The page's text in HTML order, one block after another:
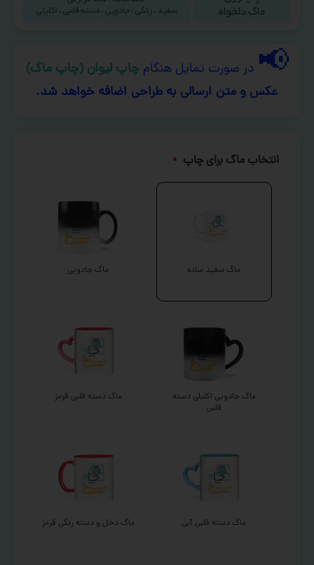
📢 در صورت تمایل هنگام چاپ لیوان (چاپ ماگ)
عکس و متن ارسالی به طراحی اضافه خواهد شد.
انتخاب ماگ برای چاپ *
ماگ سفید ساده ماگ جادویی
ماگ جادویی اکلیلی دسته
قلبی
ماگ دسته قلبی قرمز
ماگ دسته قلبی آبی ماگ دخل و دسته رنگی قرمز